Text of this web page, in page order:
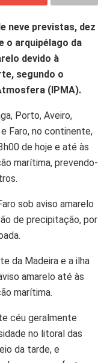
neve previstas, dez
o arquipélago da
devido à
segundo o
(IPMA).
Porto, Aveiro,
Faro, no continente,
de hoje e até às
marítima, prevendo-
sob aviso amarelo
de precipitação, por
da Madeira e a ilha
amarelo até às
marítima.
céu geralmente
no litoral das
da tarde, e